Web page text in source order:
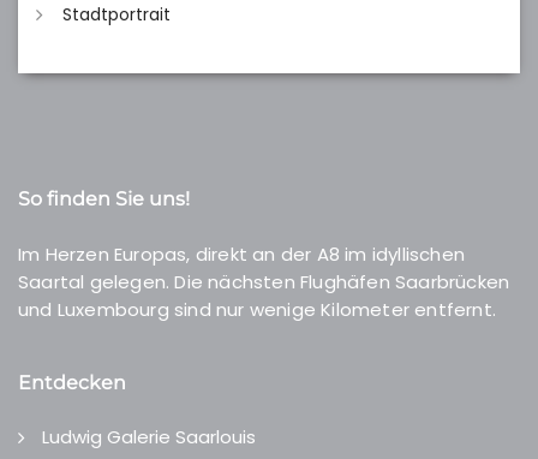
Stadtportrait
So finden Sie uns!
Im Herzen Europas, direkt an der A8 im idyllischen
Saartal gelegen. Die nächsten Flughäfen Saarbrücken
und Luxembourg sind nur wenige Kilometer entfernt.
Entdecken
Ludwig Galerie Saarlouis